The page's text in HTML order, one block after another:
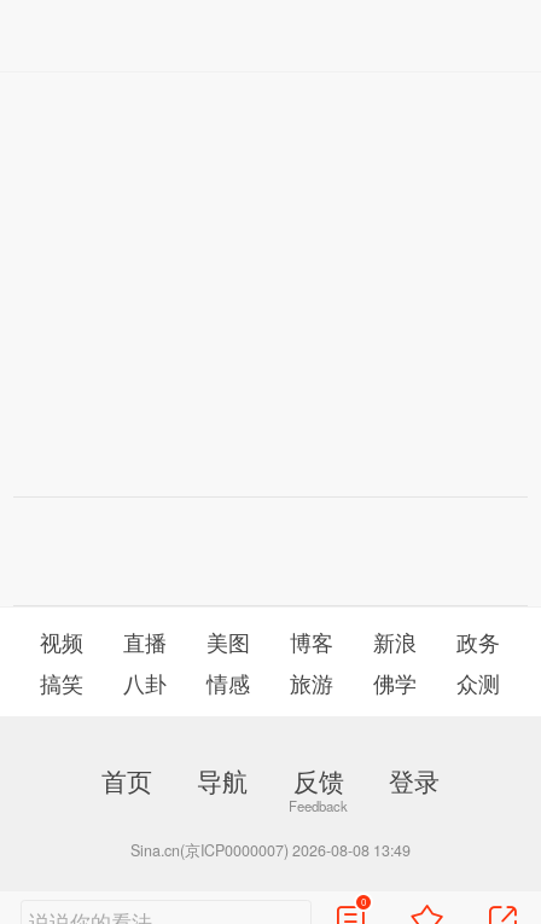
视频 直播 美图 博客 新浪
政务
搞笑
八卦 情感 旅游 佛学 众测
首页 导航 反馈 登录
Sina.cn(京ICP0000007) 2026-08-08 13:49
0